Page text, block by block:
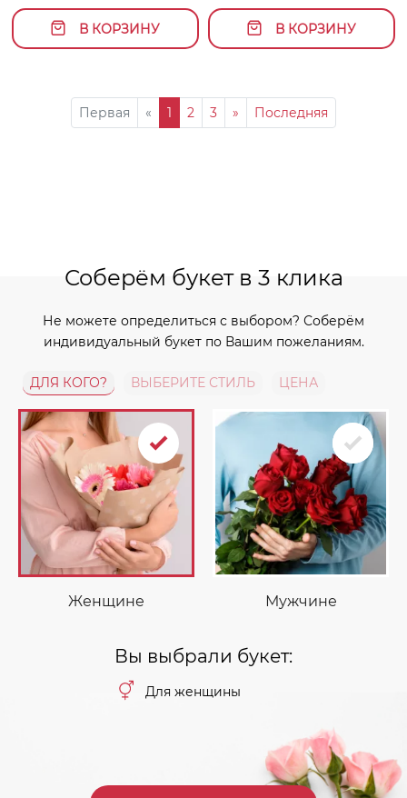
В КОРЗИНУ В КОРЗИНУ
Первая « 1 2 3 » Последняя
Соберём букет в 3 клика
Не можете определиться с выбором? Соберём
индивидуальный букет по Вашим пожеланиям.
ДЛЯ КОГО? ВЫБЕРИТЕ СТИЛЬ ЦЕНА
Женщине Мужчине
Вы выбрали букет:
Для женщины